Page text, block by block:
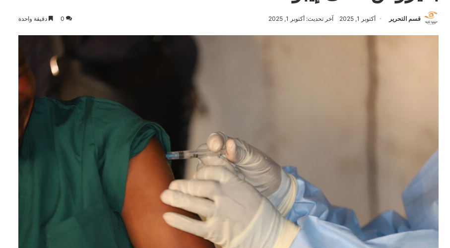
قسم التحرير أكتوبر 1, 2025 آخر تحديث: أكتوبر 1, 2025 0 دقيقة واحدة